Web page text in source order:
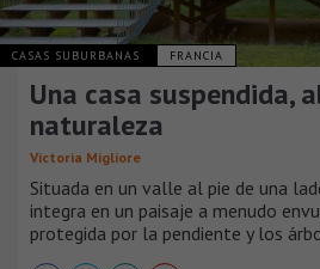
CASAS SUBURBANAS FRANCIA
Una casa suspendida,
naturaleza
Victoria Migliore
Situada en un valle al pie de una
integra en un paisaje a menudo
protegida por la pendiente y los